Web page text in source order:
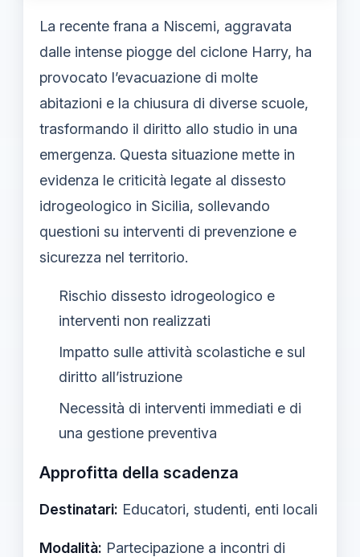
La recente frana a Niscemi, aggravata
dalle intense piogge del ciclone Harry, ha
provocato l’evacuazione di molte
abitazioni e la chiusura di diverse scuole,
trasformando il diritto allo studio in una
emergenza. Questa situazione mette in
evidenza le criticità legate al dissesto
idrogeologico in Sicilia, sollevando
questioni su interventi di prevenzione e
sicurezza nel territorio.
Rischio dissesto idrogeologico e
interventi non realizzati
Impatto sulle attività scolastiche e sul
diritto all’istruzione
Necessità di interventi immediati e di
una gestione preventiva
Approfitta della scadenza
Destinatari: Educatori, studenti, enti locali
Modalità: Partecipazione a incontri di